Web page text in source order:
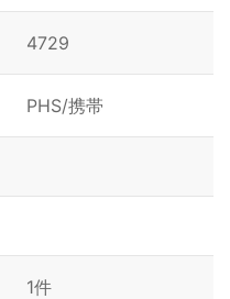
4729
PHS/携帯
1件